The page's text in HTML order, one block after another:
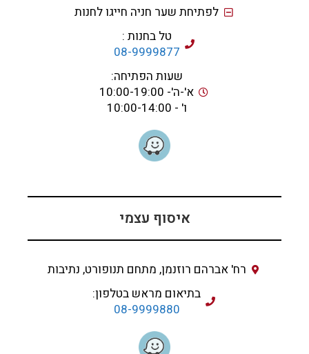
לפתיחת שער חניה חייגו לחנות
טל בחנות :
08-9999877
שעות הפתיחה:
א'-ה'- 10:00-19:00
ו' - 10:00-14:00
איסוף עצמי
רח' אברהם רוזנמן, מתחם תנופורט, נתיבות
בתיאום מראש בטלפון:
08-9999880